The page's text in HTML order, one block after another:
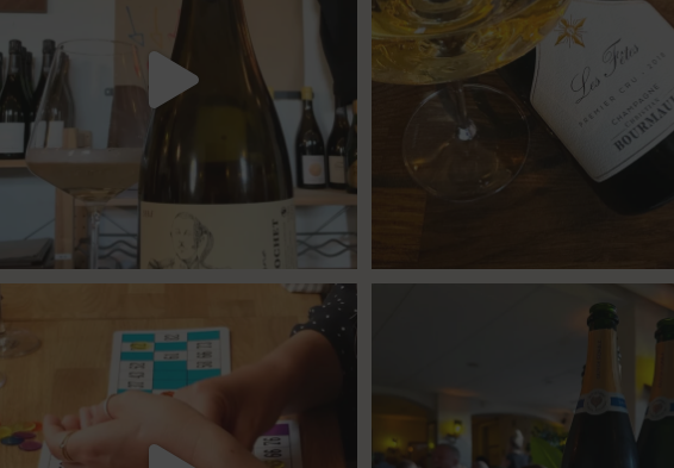
40
4
Kan man få for meget champagne? Nææææ…Kan
Tusind tak til